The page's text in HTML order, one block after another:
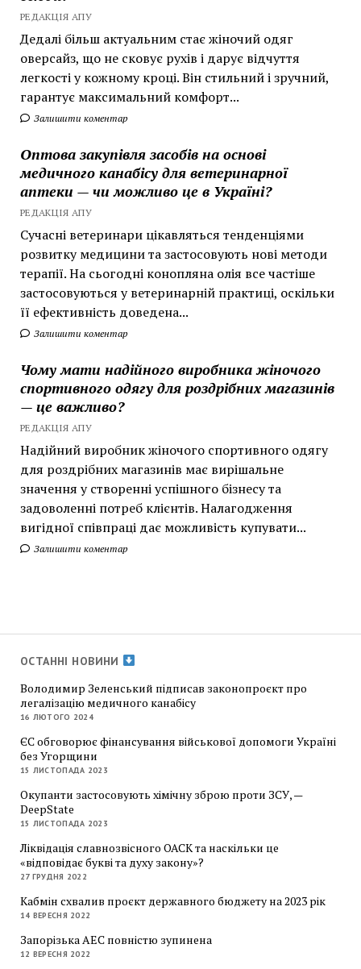
РЕДАКЦІЯ АПУ
Дедалі більш актуальним стає жіночий одяг
оверсайз, що не сковує рухів і дарує відчуття
легкості у кожному кроці. Він стильний і зручний,
гарантує максимальний комфорт...
Залишити коментар
Оптова закупівля засобів на основі
медичного канабісу для ветеринарної
аптеки — чи можливо це в Україні?
РЕДАКЦІЯ АПУ
Сучасні ветеринари цікавляться тенденціями
розвитку медицини та застосовують нові методи
терапії. На сьогодні конопляна олія все частіше
застосовуються у ветеринарній практиці, оскільки
її ефективність доведена...
Залишити коментар
Чому мати надійного виробника жіночого
спортивного одягу для роздрібних магазинів
— це важливо?
РЕДАКЦІЯ АПУ
Надійний виробник жіночого спортивного одягу
для роздрібних магазинів має вирішальне
значення у створенні успішного бізнесу та
задоволенні потреб клієнтів. Налагодження
вигідної співпраці дає можливість купувати...
Залишити коментар
ОСТАННІ НОВИНИ
Володимир Зеленський підписав законопроєкт про
легалізацію медичного канабісу
16 ЛЮТОГО 2024
ЄС обговорює фінансування військової допомоги Україні
без Угорщини
15 ЛИСТОПАДА 2023
Окупанти застосовують хімічну зброю проти ЗСУ, —
DeepState
15 ЛИСТОПАДА 2023
Ліквідація славнозвісного ОАСК та наскільки це
«відповідає букві та духу закону»?
27 ГРУДНЯ 2022
Кабмін схвалив проєкт державного бюджету на 2023 рік
14 ВЕРЕСНЯ 2022
Запорізька АЕС повністю зупинена
12 ВЕРЕСНЯ 2022